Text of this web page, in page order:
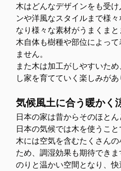
木はどんなデザインをも受
ンや洋風なスタイルまで様
なり様々な素材がうまくまと
木自体も樹種や部位によっ
ません。
また木は加工がしやすいた
し家を育てていく楽しみがあ
気候風土に合う暖かく
日本の家は昔からそのほと
日本の気候では木を使うこ
木には空気を含むたくさん
ため、調湿効果も期待でき
のりと温かい空間となり、快